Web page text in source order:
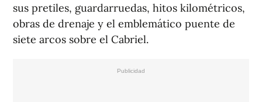
sus pretiles, guardarruedas, hitos kilométricos,
obras de drenaje y el emblemático puente de
siete arcos sobre el Cabriel.